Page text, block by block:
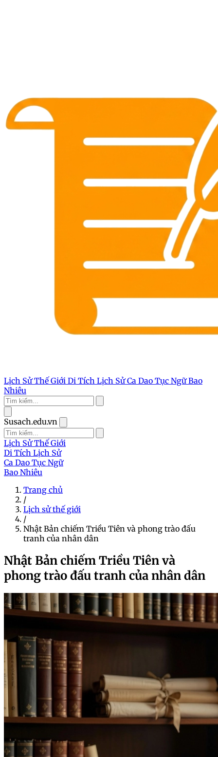
Lịch Sử Thế Giới Di Tích Lịch SửCa Dao Tục NgữBao
Nhiêu
Susach.edu.vn
Lịch Sử Thế Giới
Di Tích Lịch Sử
Ca Dao Tục Ngữ
Bao Nhiêu
Trang chủ
/
Lịch sử thế giới
/
Nhật Bản chiếm Triều Tiên và phong trào đấu
tranh của nhân dân
Nhật Bản chiếm Triều Tiên và
phong trào đấu tranh của nhân dân